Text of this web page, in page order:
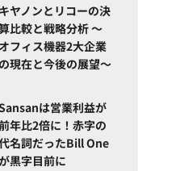
キヤノンとリコーの決
比較と戦略分析 ～
オフィス機器2大企業
の現在と今後の展望～
は営業利益が
年比2倍に！赤字の
名詞だったBill One
黒字目前に